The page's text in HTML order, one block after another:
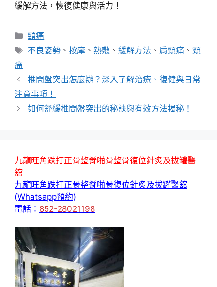
緩解方法，恢復健康與活力！
分
類
頸痛
標
不良姿勢 、按摩 、 熱敷 、緩解方法 、 肩頸痛 、頸
痛
椎間盤突出怎麼辦？深入了解治療、復健與日常
注意事項！
如何舒緩椎間盤突出的秘訣與有效方法揭秘！
九龍旺角跌打正骨整脊啪骨整骨復位針炙及拔罐醫
舘
九龍旺角跌打正骨整脊啪骨復位針炙及拔罐醫舘
(Whatsapp預約)
電話： 852-28021198